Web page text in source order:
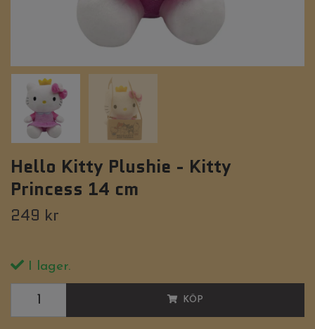
Hello Kitty Plushie - Kitty
Princess 14 cm
249 kr
I lager.
KÖP